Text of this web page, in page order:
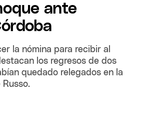
ante
la nómina para recibir al
los regresos de dos
quedado relegados en la